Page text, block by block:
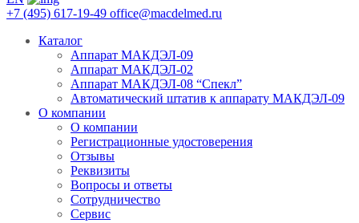
+7 (495) 617-19-49 office@macdelmed.ru
Каталог
Аппарат МАКДЭЛ-09
Аппарат МАКДЭЛ-02
Аппарат МАКДЭЛ-08 “Спекл”
Автоматический штатив к аппарату МАКДЭЛ-09
О компании
О компании
Регистрационные удостоверения
Отзывы
Реквизиты
Вопросы и ответы
Сотрудничество
Сервис